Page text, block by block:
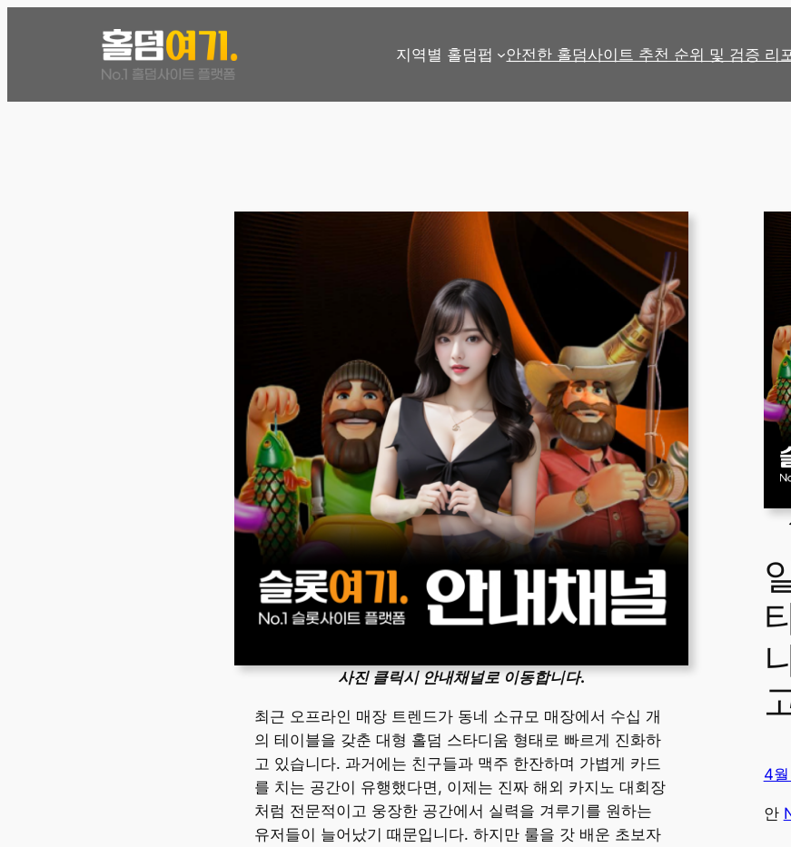
지역별 홀덤펍 안전한 홀덤사이트 추천 순위 및 검증 리
사진 클릭시 안내채널로 이동합니다.
최근 오프라인 매장 트렌드가 동네 소규모 매장에서 수십 개
의 테이블을 갖춘 대형 홀덤 스타디움 형태로 빠르게 진화하
고 있습니다. 과거에는 친구들과 맥주 한잔하며 가볍게 카드
를 치는 공간이 유행했다면, 이제는 진짜 해외 카지노 대회장
처럼 전문적이고 웅장한 공간에서 실력을 겨루기를 원하는
유저들이 늘어났기 때문입니다. 하지만 룰을 갓 배운 초보자
4
안